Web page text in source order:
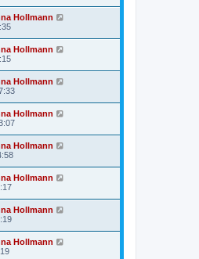
Hollmann
Hollmann
Hollmann
Hollmann
Hollmann
Hollmann
Hollmann
Hollmann